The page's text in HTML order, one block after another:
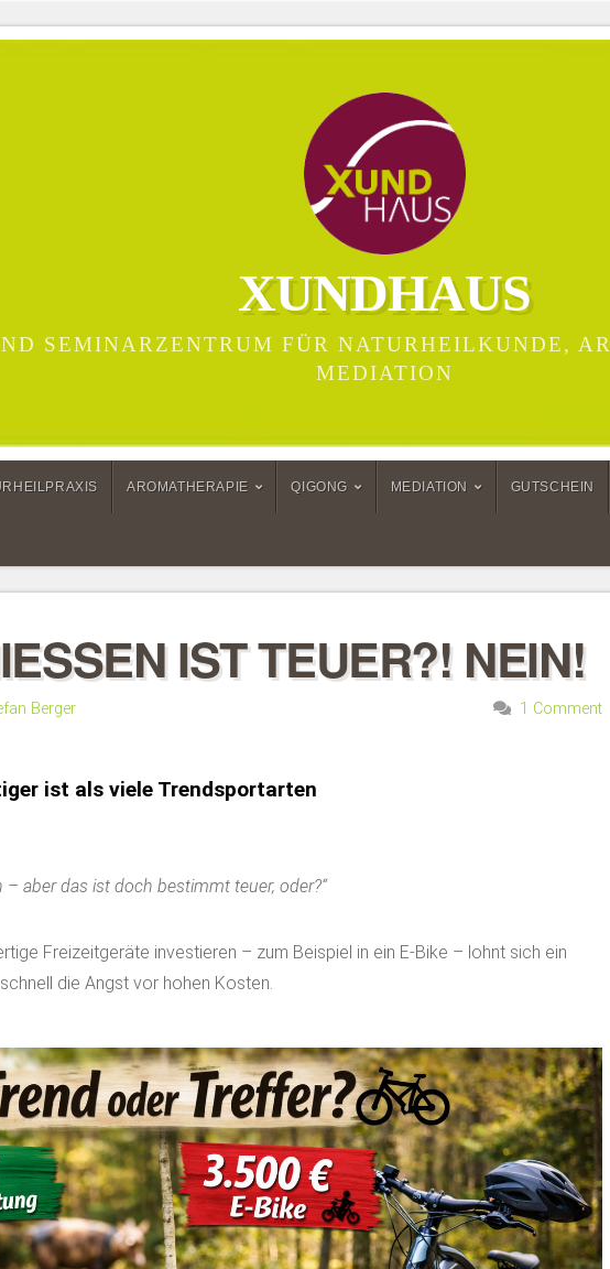
XUNDHAUS
SEMINARZENTRUM FÜR NATURHEILKUNDE,
MEDIATION
AROMATHERAPIE QIGONG MEDIATION GUTSCHEIN
IST TEUER?! NEIN!
Berger 1 Comment
ist als viele Trendsportarten
aber das ist doch bestimmt teuer, oder?“
Freizeitgeräte investieren – zum Beispiel in ein E-Bike – lohnt sich ein
die Angst vor hohen Kosten.